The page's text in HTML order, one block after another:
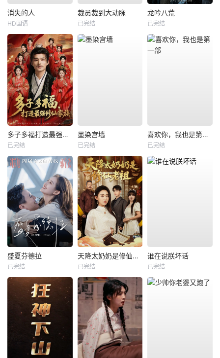
消失的人
HD国语
裁员裁到大动脉
已完结
龙吟八荒
已完结
多子多福打造最强修仙家族
已完结
墨染宫墙
已完结
喜欢你，我也是第一部
已完结
盛夏芬德拉
已完结
天降太奶奶是修仙老祖
已完结
谁在说朕坏话
已完结